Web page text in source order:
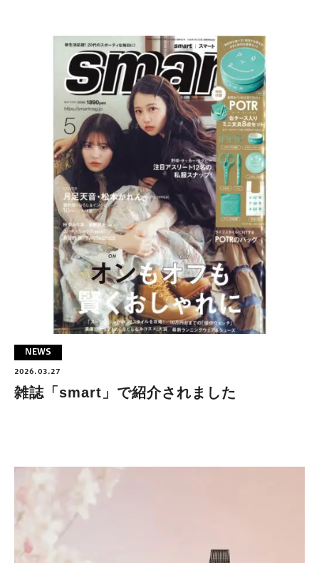
NEWS
2026.03.27
雑誌「smart」で紹介されました